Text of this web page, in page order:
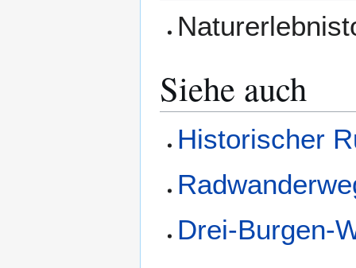
Siehe auch
Historischer
Drei-Burgen-